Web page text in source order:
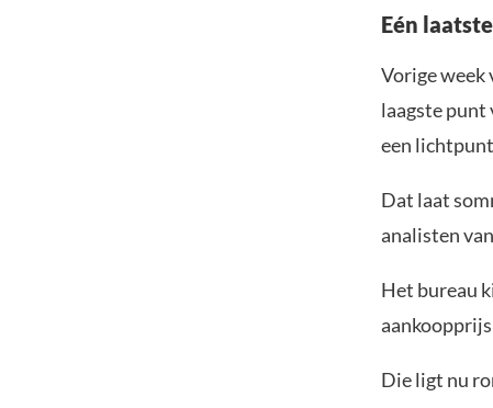
Eén
Vorige week
laagste punt
een
Dat laat
analisten
Het bureau
Die ligt nu